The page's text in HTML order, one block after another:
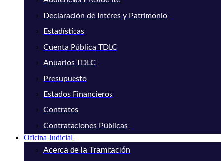
Declaración de Intéres y Patrimonio
Estadísticas
Cuenta Pública TDLC
Anuarios TDLC
Presupuesto
Estados Financieros
Contratos
Contrataciones Públicas
Oficina Judicial
Acerca de la Tramitación